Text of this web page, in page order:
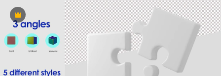
Premium